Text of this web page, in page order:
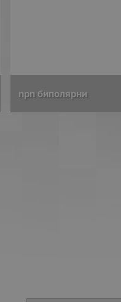
npn биполярни